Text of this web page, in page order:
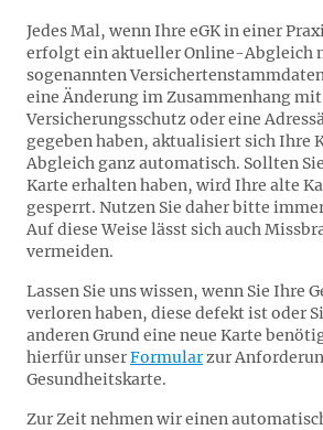
Jedes Mal, wenn Ihre eGK in einer
erfolgt ein aktueller Online-Abgleich
sogenannten
eine Änderung im Zusammenhang
Versicherungsschutz oder eine
gegeben haben, aktualisiert sich Ihre
Abgleich ganz automatisch. Sollten
Karte erhalten haben, wird Ihre alte
gesperrt. Nutzen Sie daher bitte
Auf diese Weise lässt sich auch
vermeiden.
Lassen Sie uns wissen, wenn Sie Ihre
verloren haben, diese defekt ist oder
anderen Grund eine neue Karte
hierfür unserFormularzur
Gesundheitskarte.
Zur Zeit nehmen wir einen